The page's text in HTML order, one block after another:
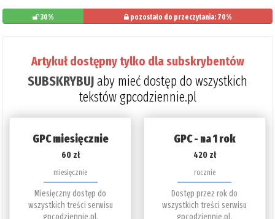
30% pozostało do przeczytania: 70%
Artykuł dostępny tylko dla subskrybentów
SUBSKRYBUJaby mieć dostęp do wszystkich
tekstów gpcodziennie.pl
GPC miesięcznie
60 zł
miesięcznie
Miesięczny dostęp do
wszystkich treści serwisu
gpcodziennie.pl.
GPC - na 1 rok
420 zł
rocznie
Dostęp przez rok do
wszystkich treści serwisu
gpcodziennie.pl.